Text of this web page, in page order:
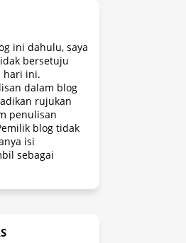
ini dahulu, saya
bersetuju
hari ini.
dalam blog
rujukan
penulisan
blog tidak
isi
sebagai